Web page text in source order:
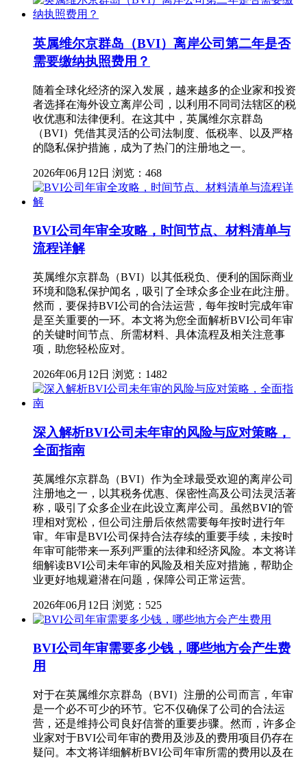
英属维尔京群岛（BVI）离岸公司第二年是否
需要缴纳执照费用？
随着全球化经济的深入发展，越来越多的企业家和投资
者选择在海外设立离岸公司，以利用不同司法辖区的税
收优惠和法律便利。在这其中，英属维尔京群岛
（BVI）凭借其灵活的公司法制度、低税率、以及严格
的隐私保护措施，成为了热门的注册地之一。
2026年06月12日 浏览：468
BVI公司年审全攻略，时间节点、材料清单与
流程详解
英属维尔京群岛（BVI）以其低税负、便利的国际商业
环境和隐私保护闻名，吸引了全球众多企业在此注册。
然而，要保持BVI公司的合法运营，每年按时完成年审
是至关重要的一环。本文将为您全面解析BVI公司年审
的关键时间节点、所需材料、具体流程及相关注意事
项，助您轻松应对。
2026年06月12日 浏览：1482
深入解析BVI公司未年审的风险与应对策略，
全面指南
英属维尔京群岛（BVI）作为全球最受欢迎的离岸公司
注册地之一，以其税务优惠、保密性高及公司法灵活著
称，吸引了众多企业在此设立离岸公司。虽然BVI的管
理相对宽松，但公司注册后依然需要每年按时进行年
审。年审是BVI公司保持合法存续的重要手续，未按时
年审可能带来一系列严重的法律和经济风险。本文将详
细解读BVI公司未年审的风险及相关应对措施，帮助企
业更好地规避潜在问题，保障公司正常运营。
2026年06月12日 浏览：525
BVI公司年审需要多少钱，哪些地方会产生费
用
对于在英属维尔京群岛（BVI）注册的公司而言，年审
是一个必不可少的环节。它不仅确保了公司的合法运
营，还是维持公司良好信誉的重要步骤。然而，许多企
业家对于BVI公司年审的费用及涉及的费用项目仍存在
疑问。本文将详细解析BVI公司年审所需的费用以及在